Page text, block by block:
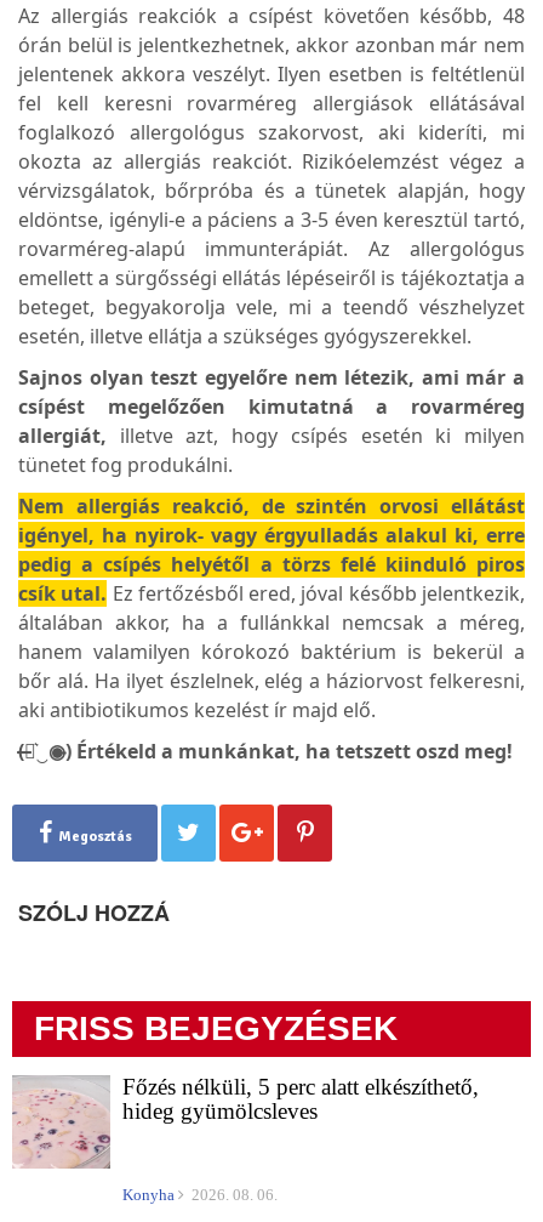
Az allergiás reakciók a csípést követően később, 48
órán belül is jelentkezhetnek, akkor azonban már nem
jelentenek akkora veszélyt. Ilyen esetben is feltétlenül
fel kell keresni rovarméreg allergiások ellátásával
foglalkozó allergológus szakorvost, aki kideríti, mi
okozta az allergiás reakciót. Rizikóelemzést végez a
vérvizsgálatok, bőrpróba és a tünetek alapján, hogy
eldöntse, igényli-e a páciens a 3-5 éven keresztül tartó,
rovarméreg-alapú immunterápiát. Az allergológus
emellett a sürgősségi ellátás lépéseiről is tájékoztatja a
beteget, begyakorolja vele, mi a teendő vészhelyzet
esetén, illetve ellátja a szükséges gyógyszerekkel.
Sajnos olyan teszt egyelőre nem létezik, ami már a
csípést megelőzően kimutatná a rovarméreg
allergiát, illetve azt, hogy csípés esetén ki milyen
tünetet fog produkálni.
Nem allergiás reakció, de szintén orvosi ellátást
igényel, ha nyirok- vagy érgyulladás alakul ki, erre
pedig a csípés helyétől a törzs felé kiinduló piros
csík utal. Ez fertőzésből ered, jóval később jelentkezik,
általában akkor, ha a fullánkkal nemcsak a méreg,
hanem valamilyen kórokozó baktérium is bekerül a
bőr alá. Ha ilyet észlelnek, elég a háziorvost felkeresni,
aki antibiotikumos kezelést ír majd elő.
(̶◉͛‿◉̶) Értékeld a munkánkat, ha tetszett oszd meg!
Megosztás
SZÓLJ HOZZÁ
FRISS BEJEGYZÉSEK
Főzés nélküli, 5 perc alatt elkészíthető,
hideg gyümölcsleves
Konyha 2026. 08. 06.